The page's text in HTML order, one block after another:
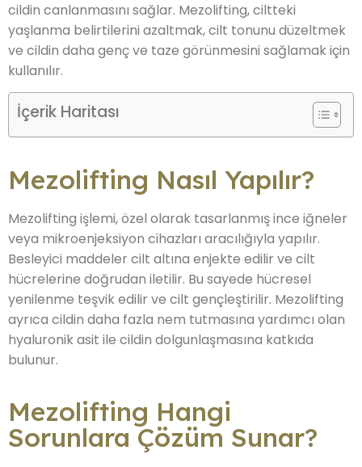
cildin canlanmasını sağlar. Mezolifting, ciltteki
yaşlanma belirtilerini azaltmak, cilt tonunu düzeltmek
ve cildin daha genç ve taze görünmesini sağlamak için
kullanılır.
İçerik Haritası
Mezolifting Nasıl Yapılır?
Mezolifting işlemi, özel olarak tasarlanmış ince iğneler
veya mikroenjeksiyon cihazları aracılığıyla yapılır.
Besleyici maddeler cilt altına enjekte edilir ve cilt
hücrelerine doğrudan iletilir. Bu sayede hücresel
yenilenme teşvik edilir ve cilt gençleştirilir. Mezolifting
ayrıca cildin daha fazla nem tutmasına yardımcı olan
hyaluronik asit ile cildin dolgunlaşmasına katkıda
bulunur.
Mezolifting Hangi
Sorunlara Çözüm Sunar?